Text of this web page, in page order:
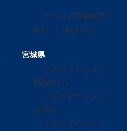
アドレス賃貸株式
会社 いわき平店
宮城県
イエステーション
南仙台店
イエステーション
岩沼店
イエステーション